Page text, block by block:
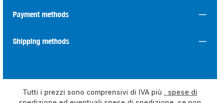
Payment methods
Shipping methods
Tutti i prezzi sono comprensivi di IVA più
, spese di